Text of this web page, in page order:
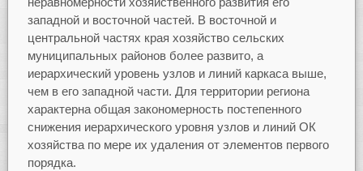
западной и восточной частей. В восточной и
центральной частях края хозяйство сельских
муниципальных районов более развито, а
иерархический уровень узлов и линий каркаса выше,
чем в его западной части. Для территории региона
характерна общая закономерность постепенного
снижения иерархического уровня узлов и линий ОК
хозяйства по мере их удаления от элементов первого
порядка.